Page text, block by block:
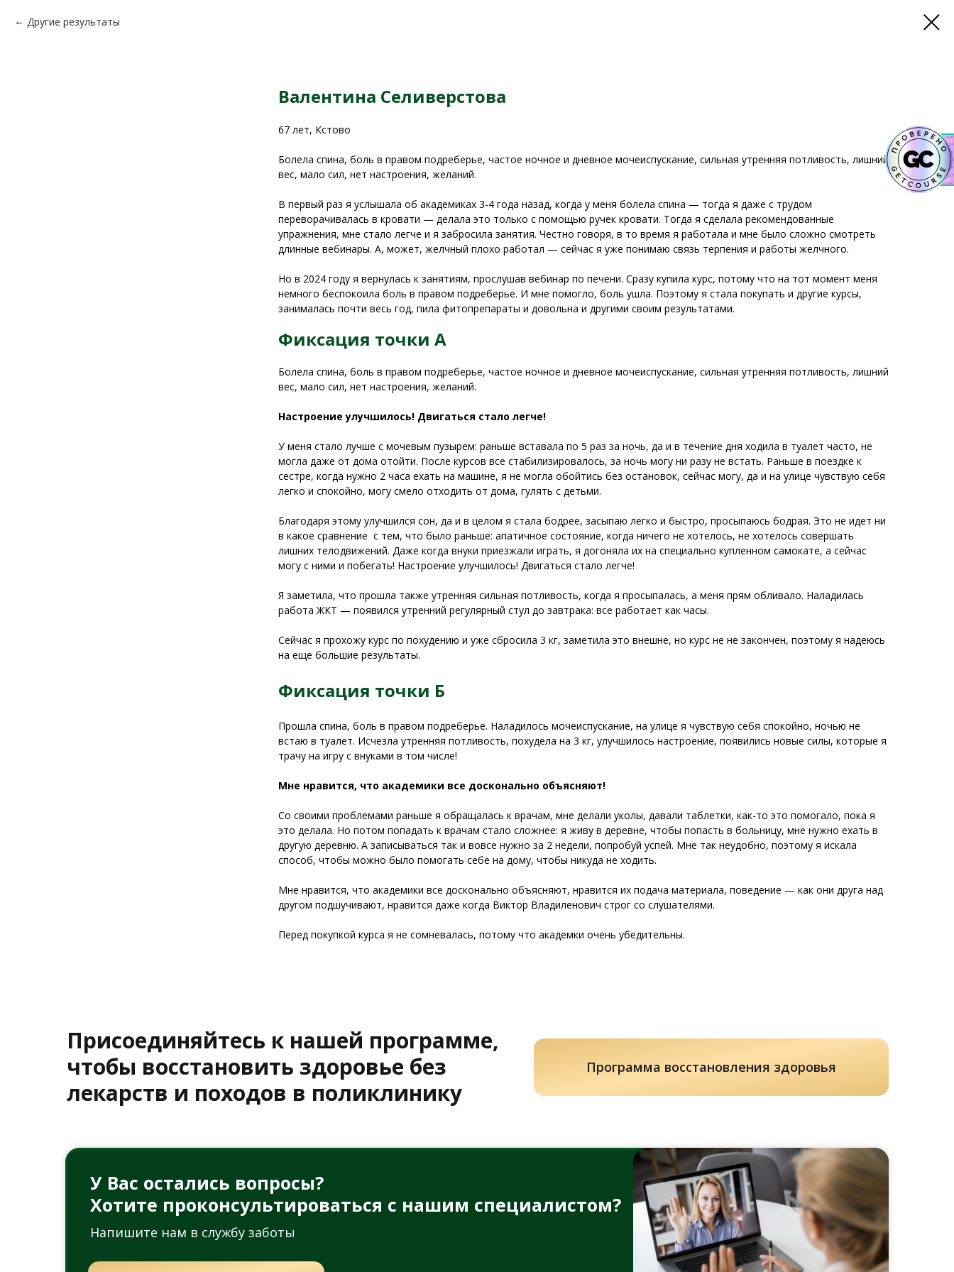
Другие результаты
Валентина Селиверстова
67 лет, Кстово
Болела спина, боль в правом подреберье, частое ночное и дневное мочеиспускание, сильная утренняя потливость, лишний
вес, мало сил, нет настроения, желаний.
В первый раз я услышала об академиках 3-4 года назад, когда у меня болела спина — тогда я даже с трудом
переворачивалась в кровати — делала это только с помощью ручек кровати. Тогда я сделала рекомендованные
упражнения, мне стало легче и я забросила занятия. Честно говоря, в то время я работала и мне было сложно смотреть
длинные вебинары. А, может, желчный плохо работал — сейчас я уже понимаю связь терпения и работы желчного.
Но в 2024 году я вернулась к занятиям, прослушав вебинар по печени. Сразу купила курс, потому что на тот момент меня
немного беспокоила боль в правом подреберье. И мне помогло, боль ушла. Поэтому я стала покупать и другие курсы,
занималась почти весь год, пила фитопрепараты и довольна и другими своим результатами.
Фиксация точки А
Болела спина, боль в правом подреберье, частое ночное и дневное мочеиспускание, сильная утренняя потливость, лишний
вес, мало сил, нет настроения, желаний.
Настроение улучшилось! Двигаться стало легче!
У меня стало лучше с мочевым пузырем: раньше вставала по 5 раз за ночь, да и в течение дня ходила в туалет часто, не
могла даже от дома отойти. После курсов все стабилизировалось, за ночь могу ни разу не встать. Раньше в поездке к
сестре, когда нужно 2 часа ехать на машине, я не могла обойтись без остановок, сейчас могу, да и на улице чувствую себя
легко и спокойно, могу смело отходить от дома, гулять с детьми.
Благодаря этому улучшился сон, да и в целом я стала бодрее, засыпаю легко и быстро, просыпаюсь бодрая. Это не идет ни
в какое сравнение с тем, что было раньше: апатичное состояние, когда ничего не хотелось, не хотелось совершать
лишних телодвижений. Даже когда внуки приезжали играть, я догоняла их на специально купленном самокате, а сейчас
могу с ними и побегать! Настроение улучшилось! Двигаться стало легче!
Я заметила, что прошла также утренняя сильная потливость, когда я просыпалась, а меня прям обливало. Наладилась
работа ЖКТ — появился утренний регулярный стул до завтрака: все работает как часы.
Сейчас я прохожу курс по похудению и уже сбросила 3 кг, заметила это внешне, но курс не не закончен, поэтому я надеюсь
на еще большие результаты.
Фиксация точки Б
Прошла спина, боль в правом подреберье. Наладилось мочеиспускание, на улице я чувствую себя спокойно, ночью не
встаю в туалет. Исчезла утренняя потливость, похудела на 3 кг, улучшилось настроение, появились новые силы, которые я
трачу на игру с внуками в том числе!
Мне нравится, что академики все досконально объясняют!
Со своими проблемами раньше я обращалась к врачам, мне делали уколы, давали таблетки, как-то это помогало, пока я
это делала. Но потом попадать к врачам стало сложнее: я живу в деревне, чтобы попасть в больницу, мне нужно ехать в
другую деревню. А записываться так и вовсе нужно за 2 недели, попробуй успей. Мне так неудобно, поэтому я искала
способ, чтобы можно было помогать себе на дому, чтобы никуда не ходить.
Мне нравится, что академики все досконально объясняют, нравится их подача материала, поведение — как они друга над
другом подшучивают, нравится даже когда Виктор Владиленович строг со слушателями.
Перед покупкой курса я не сомневалась, потому что академки очень убедительны.
Присоединяйтесь к нашей программе,
чтобы восстановить здоровье без
лекарств и походов в поликлинику
У Вас остались вопросы?
Хотите проконсультироваться с нашим специалистом?
Напишите нам в службу заботы
Программа восстановления здоровья